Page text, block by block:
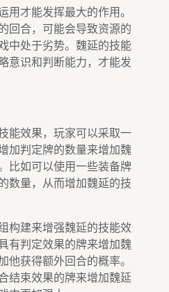
用才能发挥最大的作用。
回合，可能会导致资源的
中处于劣势。魏延的技能
意识和判断能力，才能发
能效果，玩家可以采取一
加判定牌的数量来增加魏
比如可以使用一些装备牌
数量，从而增加魏延的技
构建来增强魏延的技能效
有判定效果的牌来增加魏
他获得额外回合的概率。
结束效果的牌来增加魏延